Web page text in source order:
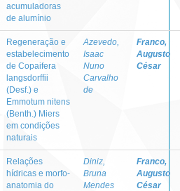
acumuladoras
de alumínio
Regeneração e
estabelecimento
de Copaifera
langsdorffii
(Desf.) e
Emmotum nitens
(Benth.) Miers
em condições
naturais
Azevedo,
Isaac
Nuno
Carvalho
de
Franco,
Augusto
César
Relações
hídricas e morfo-
anatomia do
Diniz,
Bruna
Mendes
Franco,
Augusto
César